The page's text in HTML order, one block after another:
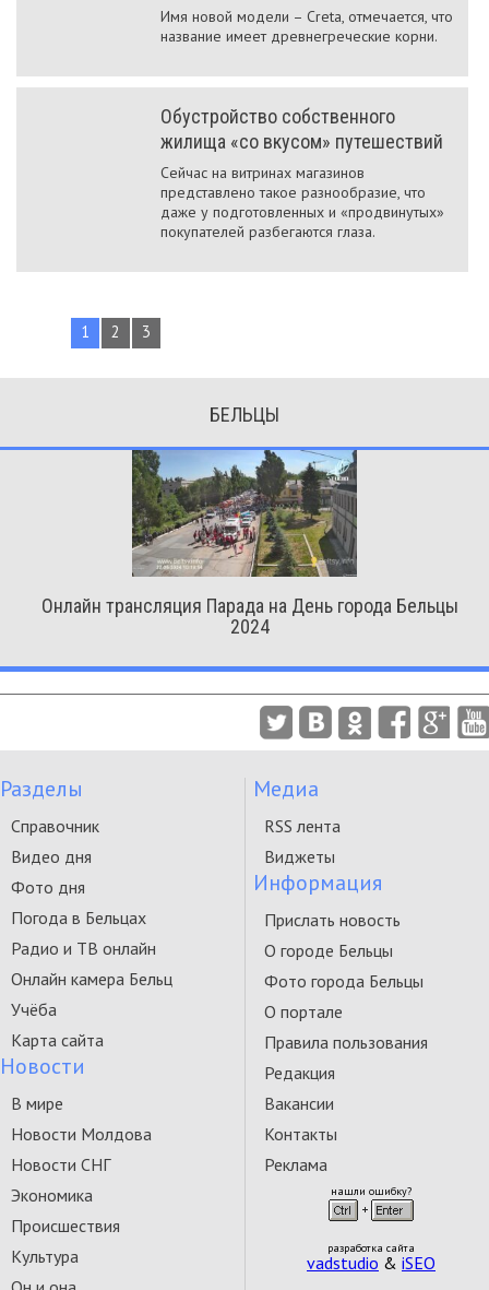
Имя новой модели – Creta, отмечается, что
название имеет древнегреческие корни.
Обустройство собственного
жилища «со вкусом» путешествий
Сейчас на витринах магазинов
представлено такое разнообразие, что
даже у подготовленных и «продвинутых»
покупателей разбегаются глаза.
1 2 3
БЕЛЬЦЫ
Онлайн трансляция Парада на День города Бельцы
2024
Разделы
Справочник
Видео дня
Фото дня
Погода в Бельцах
Радио и ТВ онлайн
Онлайн камера Бельц
Учёба
Карта сайта
Новости
В мире
Новости Молдова
Новости СНГ
Экономика
Происшествия
Культура
Медиа
RSS лента
Виджеты
Информация
Прислать новость
О городе Бельцы
Фото города Бельцы
О портале
Правила пользования
Редакция
Вакансии
Контакты
Реклама
нашли ошибку?
разработка сайта
vadstudio & iSEO